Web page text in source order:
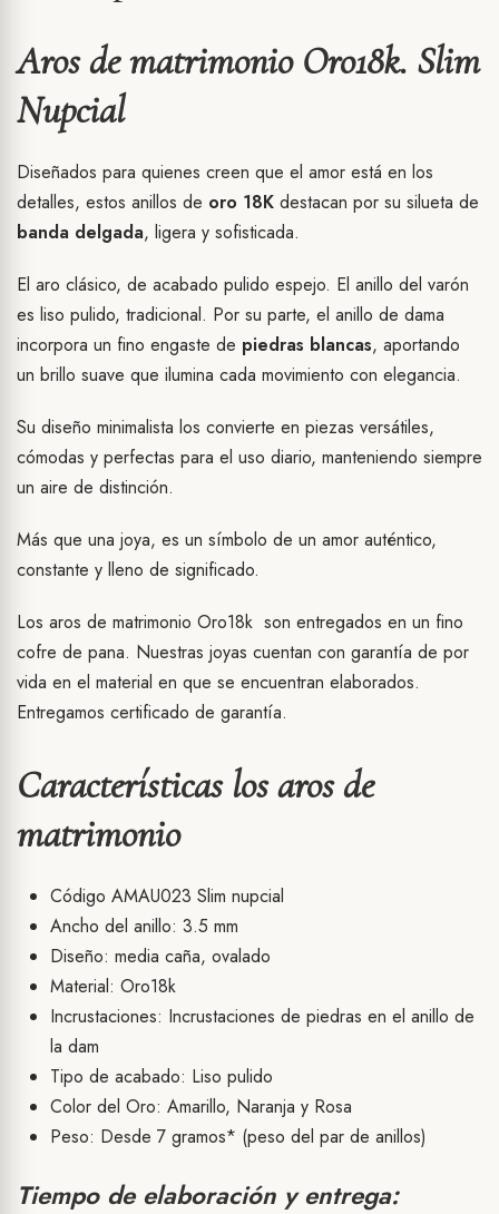
Aros de matrimonio Oro18k. Slim
Nupcial
Diseñados para quienes creen que el amor está en los
detalles, estos anillos de oro 18K destacan por su silueta de
banda delgada, ligera y sofisticada.
El aro clásico, de acabado pulido espejo. El anillo del varón
es liso pulido, tradicional. Por su parte, el anillo de dama
incorpora un fino engaste de piedras blancas, aportando
un brillo suave que ilumina cada movimiento con elegancia.
Su diseño minimalista los convierte en piezas versátiles,
cómodas y perfectas para el uso diario, manteniendo siempre
un aire de distinción.
Más que una joya, es un símbolo de un amor auténtico,
constante y lleno de significado.
Los aros de matrimonio Oro18k son entregados en un fino
cofre de pana. Nuestras joyas cuentan con garantía de por
vida en el material en que se encuentran elaborados.
Entregamos certificado de garantía.
Características los aros de
matrimonio
Código AMAU023 Slim nupcial
Ancho del anillo: 3.5 mm
Diseño: media caña, ovalado
Material: Oro18k
Incrustaciones: Incrustaciones de piedras en el anillo de
la dam
Tipo de acabado: Liso pulido
Color del Oro: Amarillo, Naranja y Rosa
Peso: Desde 7 gramos* (peso del par de anillos)
Tiempo de elaboración y entrega: